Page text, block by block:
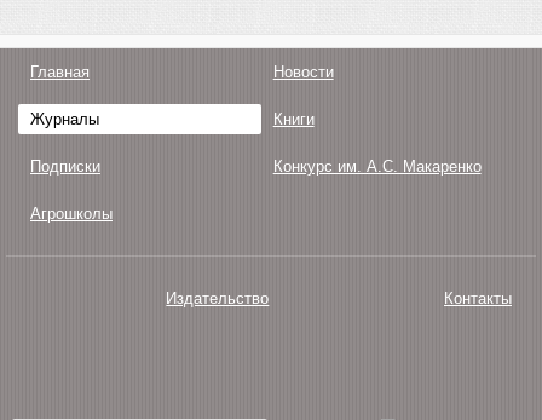
Главная Новости
Журналы Книги
Подписки Конкурс им. А.С. Макаренко
Агрошколы
Издательство Контакты